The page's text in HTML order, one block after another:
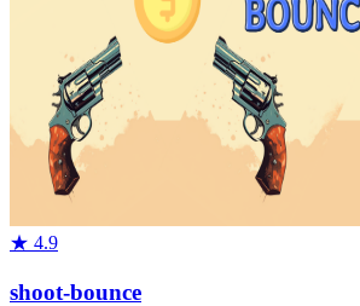
★ 4.9
shoot-bounce